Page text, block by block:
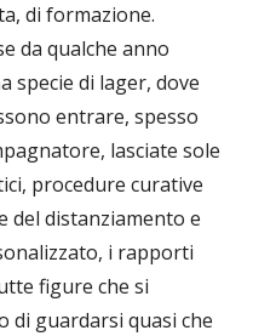
di formazione.
da qualche anno
specie di lager, dove
entrare, spesso
lasciate sole
procedure curative
del distanziamento e
i rapporti
figure che si
di guardarsi quasi che